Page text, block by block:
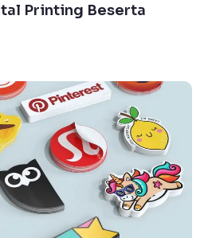
Printing Beserta